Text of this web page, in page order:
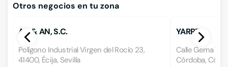
Otros negocios en tu zona
AN & AN, S.C.
Polígono Industrial Virgen del Rocío 23,
41400, Écija, Sevilla
YARRE
Calle Gema 7,
Córdoba,